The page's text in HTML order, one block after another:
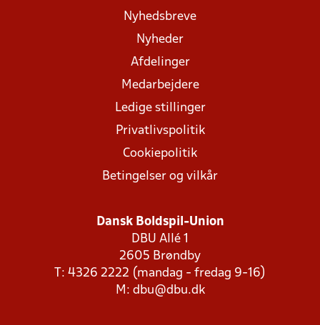
Nyhedsbreve
Nyheder
Afdelinger
Medarbejdere
Ledige stillinger
Privatlivspolitik
Cookiepolitik
Betingelser og vilkår
Dansk Boldspil-Union
DBU Allé 1
2605 Brøndby
T: 4326 2222 (mandag - fredag 9-16)
M: dbu@dbu.dk